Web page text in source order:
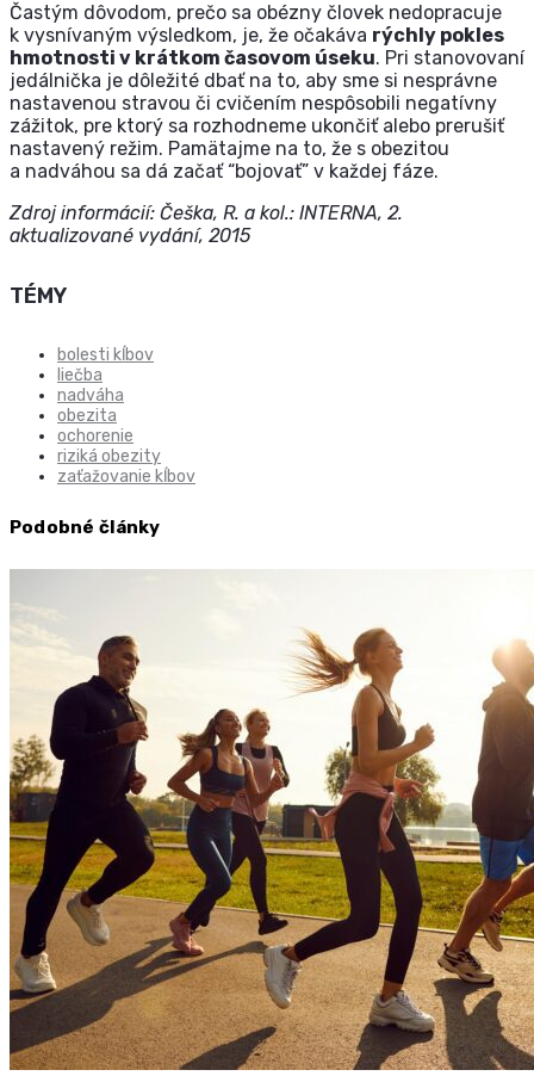
Častým dôvodom, prečo sa obézny človek nedopracuje
k vysnívaným výsledkom, je, že očakáva rýchly pokles
hmotnosti v krátkom časovom úseku. Pri stanovovaní
jedálnička je dôležité dbať na to, aby sme si nesprávne
nastavenou stravou či cvičením nespôsobili negatívny
zážitok, pre ktorý sa rozhodneme ukončiť alebo prerušiť
nastavený režim. Pamätajme na to, že s obezitou
a nadváhou sa dá začať “bojovať” v každej fáze.
Zdroj informácií: Češka, R. a kol.: INTERNA, 2.
aktualizované vydání, 2015
TÉMY
bolesti kĺbov
liečba
nadváha
obezita
ochorenie
riziká obezity
zaťažovanie kĺbov
Podobné články